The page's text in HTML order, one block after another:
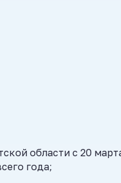
области с 20
года;